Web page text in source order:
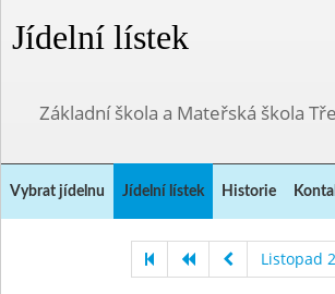
Jídelní lístek
Základní škola a Mateřská škola
Vybrat jídelnu Jídelní lístek Historie
Listopad